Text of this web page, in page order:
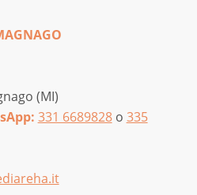
(MI)
331 6689828o 335